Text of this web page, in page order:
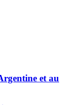
et au